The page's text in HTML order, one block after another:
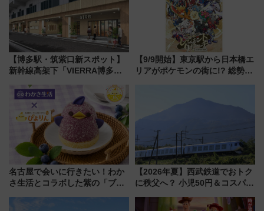
【博多駅・筑紫口新スポット】
新幹線高架下「VIERRA博多テ
など注目の全6店舗 「博多活憩
通り」も一新
【9/9開始】東京駅から日本橋エ
リアがポケモンの街に!? 総勢
名古屋で会いに行きたい！わか
さ生活とコラボした紫の「ブル
売
【2026年夏】西武鉄道でおトク
に秩父へ？ 小児50円＆コスパ最
族旅行！ 深夜の正丸トンネル探